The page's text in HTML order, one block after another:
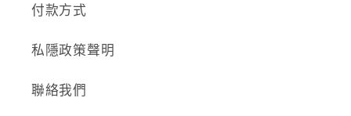
付款方式
私隱政策聲明
聯絡我們